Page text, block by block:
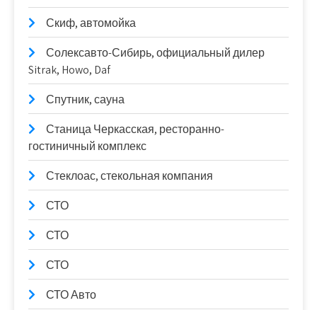
Скиф, автомойка
Солексавто-Сибирь, официальный дилер
Sitrak, Howo, Daf
Спутник, сауна
Станица Черкасская, ресторанно-
гостиничный комплекс
Стеклоас, стекольная компания
СТО
СТО
СТО
СТО Авто